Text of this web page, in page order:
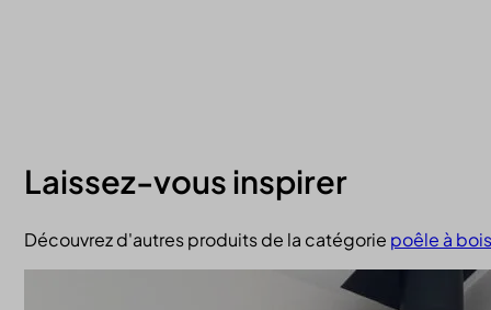
Laissez-vous inspirer
Découvrez d'autres produits de la catégorie poêle à bois